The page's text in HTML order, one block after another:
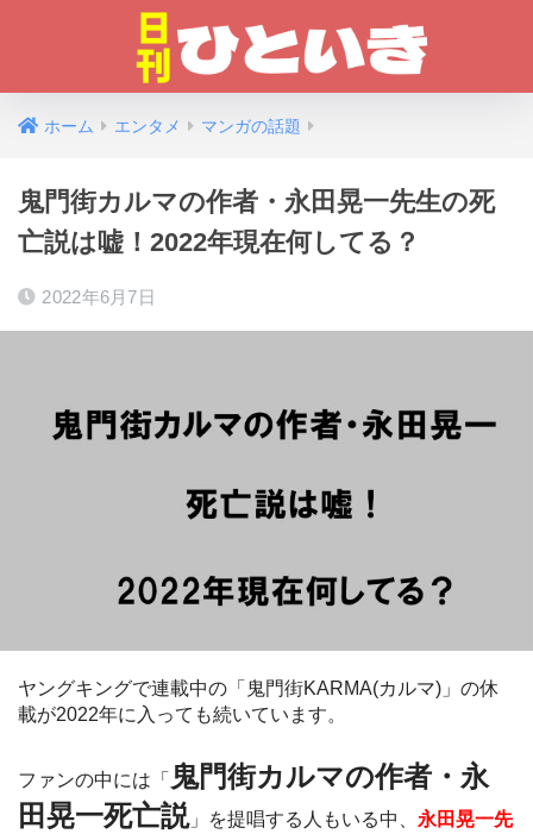
ホーム エンタメ マンガの話題
鬼門街カルマの作者・永田晃一先生の死
亡説は嘘！2022年現在何してる？
2022年6月7日
ヤングキングで連載中の「鬼門街KARMA(カルマ)」の休
載が2022年に入っても続いています。
ファンの中には「 鬼門街カルマの作者・永
田晃一死亡説」を提唱する人もいる中、 永田晃一先